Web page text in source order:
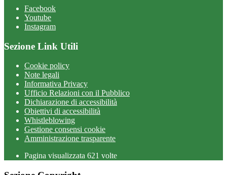
Facebook
Youtube
Instagram
Sezione Link Utili
Cookie policy
Note legali
Informativa Privacy
Ufficio Relazioni con il Pubblico
Dichiarazione di accessibilità
Obiettivi di accessibilità
Whistleblowing
Gestione consensi cookie
Amministrazione trasparente
Pagina visualizzata 621 volte